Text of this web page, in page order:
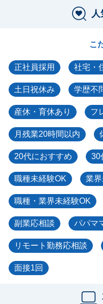
こ
正社員採用 社宅・
土日祝休み 学歴不
産休・育休あり フ
月残業20時間以内
20代におすすめ 30
職種未経験OK 業
職種・業界未経験OK
副業応相談 パパマ
リモート勤務応相談
面接1回